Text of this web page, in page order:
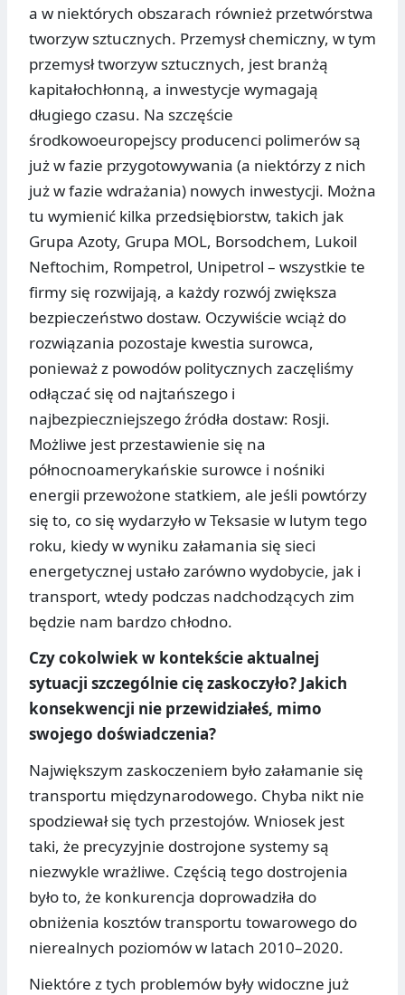
a w niektórych obszarach również przetwórstwa
tworzyw sztucznych. Przemysł chemiczny, w tym
przemysł tworzyw sztucznych, jest branżą
kapitałochłonną, a inwestycje wymagają
długiego czasu. Na szczęście
środkowoeuropejscy producenci polimerów są
już w fazie przygotowywania (a niektórzy z nich
już w fazie wdrażania) nowych inwestycji. Można
tu wymienić kilka przedsiębiorstw, takich jak
Grupa Azoty, Grupa MOL, Borsodchem, Lukoil
Neftochim, Rompetrol, Unipetrol – wszystkie te
firmy się rozwijają, a każdy rozwój zwiększa
bezpieczeństwo dostaw. Oczywiście wciąż do
rozwiązania pozostaje kwestia surowca,
ponieważ z powodów politycznych zaczęliśmy
odłączać się od najtańszego i
najbezpieczniejszego źródła dostaw: Rosji.
Możliwe jest przestawienie się na
północnoamerykańskie surowce i nośniki
energii przewożone statkiem, ale jeśli powtórzy
się to, co się wydarzyło w Teksasie w lutym tego
roku, kiedy w wyniku załamania się sieci
energetycznej ustało zarówno wydobycie, jak i
transport, wtedy podczas nadchodzących zim
będzie nam bardzo chłodno.
Czy cokolwiek w kontekście aktualnej
sytuacji szczególnie cię zaskoczyło? Jakich
konsekwencji nie przewidziałeś, mimo
swojego doświadczenia?
Największym zaskoczeniem było załamanie się
transportu międzynarodowego. Chyba nikt nie
spodziewał się tych przestojów. Wniosek jest
taki, że precyzyjnie dostrojone systemy są
niezwykle wrażliwe. Częścią tego dostrojenia
było to, że konkurencja doprowadziła do
obniżenia kosztów transportu towarowego do
nierealnych poziomów w latach 2010–2020.
Niektóre z tych problemów były widoczne już